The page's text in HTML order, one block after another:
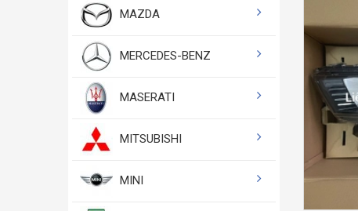
MAZDA
MERCEDES-BENZ
MASERATI
MITSUBISHI
MINI